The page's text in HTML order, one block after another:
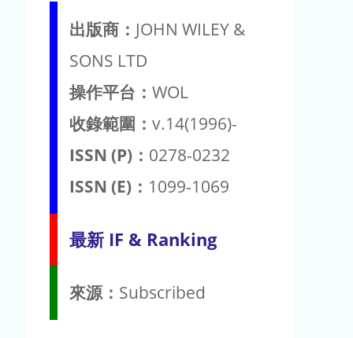
出版商： JOHN WILEY &
SONS LTD
操作平台： WOL
收錄範圍： v.14(1996)-
ISSN (P)： 0278-0232
ISSN (E)： 1099-1069
最新 IF & Ranking
來源： Subscribed